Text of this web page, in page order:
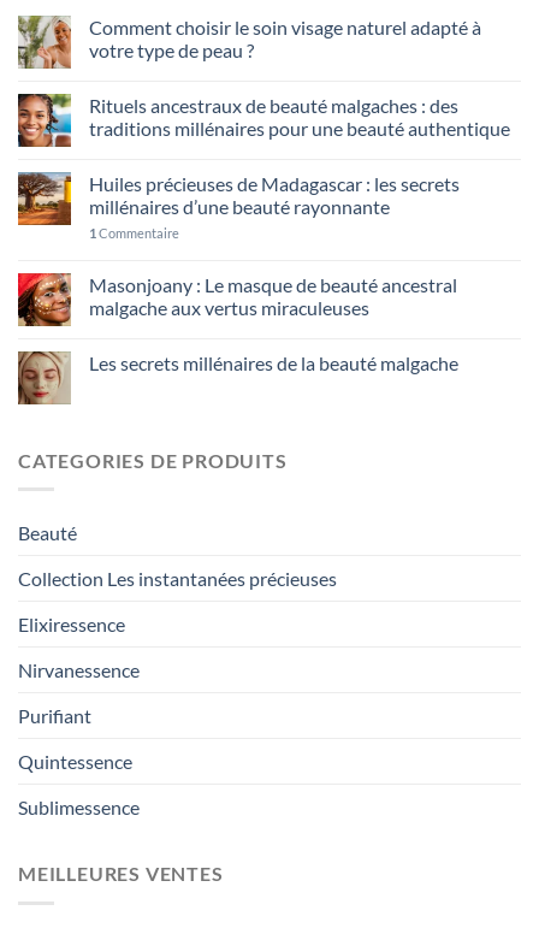
Comment choisir le soin visage naturel adapté à
votre type de peau ?
Rituels ancestraux de beauté malgaches : des
traditions millénaires pour une beauté authentique
Huiles précieuses de Madagascar : les secrets
millénaires d’une beauté rayonnante
1 Commentaire
Masonjoany : Le masque de beauté ancestral
malgache aux vertus miraculeuses
Les secrets millénaires de la beauté malgache
CATEGORIES DE PRODUITS
Beauté
Collection Les instantanées précieuses
Elixiressence
Nirvanessence
Purifiant
Quintessence
Sublimessence
MEILLEURES VENTES